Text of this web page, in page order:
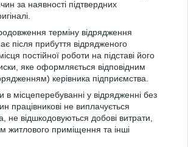
за наявності підтвердних
терміну відрядження
після прибуття відрядженого
постійної роботи на підставі його
яке оформляється відповідним
керівника підприємства.
в місцеперебуванні у відрядженні без
працівникові не виплачується
не відшкодовуються добові витрати,
житлового приміщення та інші